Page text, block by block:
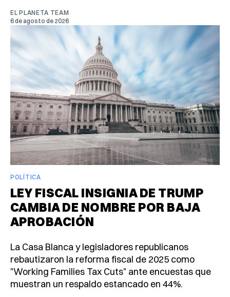
EL PLANETA TEAM
6 de agosto de 2026
POLÍTICA
LEY FISCAL INSIGNIA DE TRUMP
CAMBIA DE NOMBRE POR BAJA
APROBACIÓN
La Casa Blanca y legisladores republicanos
rebautizaron la reforma fiscal de 2025 como
"Working Families Tax Cuts" ante encuestas que
muestran un respaldo estancado en 44%.